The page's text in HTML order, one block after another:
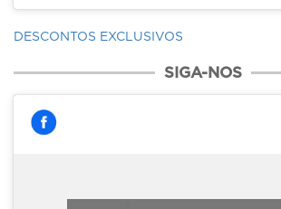
DESCONTOS EXCLUSIVOS
SIGA-NOS